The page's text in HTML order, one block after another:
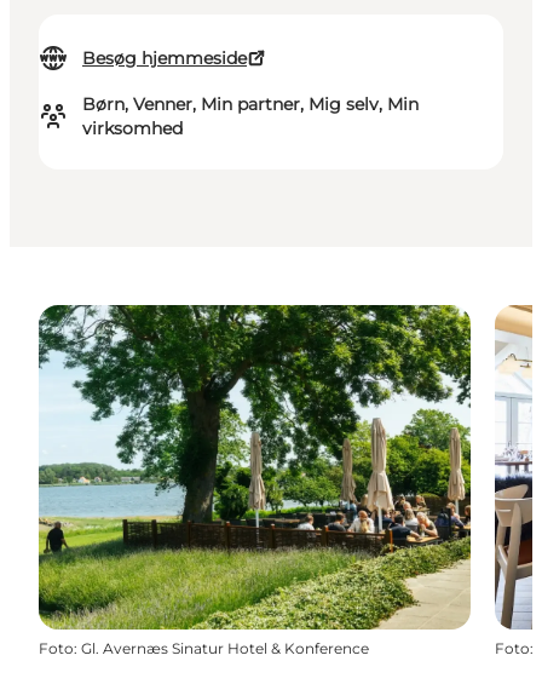
Besøg hjemmeside
Børn, Venner, Min partner, Mig selv, Min
virksomhed
Foto: Gl. Avernæs Sinatur Hotel & Konference Foto: